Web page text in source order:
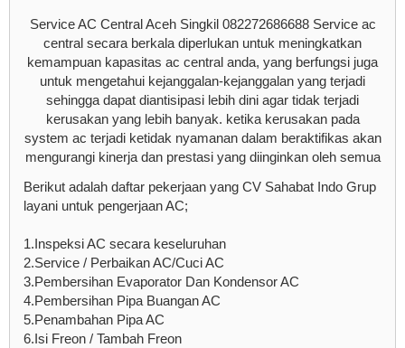
Service AC Central Aceh Singkil 082272686688 Service ac
central secara berkala diperlukan untuk meningkatkan
kemampuan kapasitas ac central anda, yang berfungsi juga
untuk mengetahui kejanggalan-kejanggalan yang terjadi
sehingga dapat diantisipasi lebih dini agar tidak terjadi
kerusakan yang lebih banyak. ketika kerusakan pada
system ac terjadi ketidak nyamanan dalam beraktifikas akan
mengurangi kinerja dan prestasi yang diinginkan oleh semua
Berikut adalah daftar pekerjaan yang CV Sahabat Indo Grup
layani untuk pengerjaan AC;
1.Inspeksi AC secara keseluruhan
2.Service / Perbaikan AC/Cuci AC
3.Pembersihan Evaporator Dan Kondensor AC
4.Pembersihan Pipa Buangan AC
5.Penambahan Pipa AC
6.Isi Freon / Tambah Freon